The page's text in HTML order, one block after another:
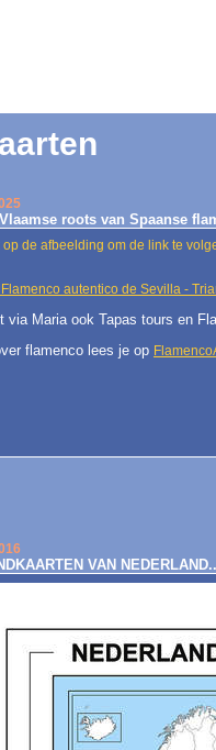
roots van Spaanse
autentico de Sevilla -
via Maria ook Tapas tours en
flamenco lees je op
VAN